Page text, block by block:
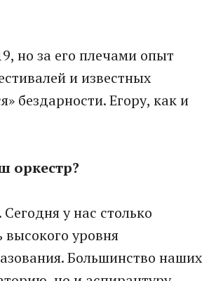
но за его плечами опыт
и известных
бездарности. Егору, как и
оркестр?
у нас столько
высокого уровня
Большинство наших